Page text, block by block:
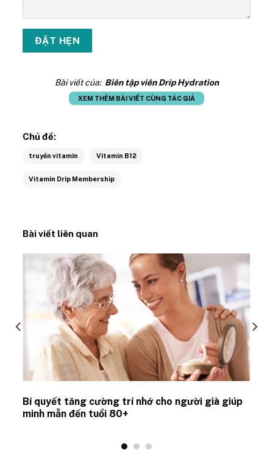
Bài viết của: Biên tập viên Drip Hydration
XEM THÊM BÀI VIẾT CÙNG TÁC GIẢ
Chủ đề:
truyền vitamin Vitamin B12
Vitamin Drip Membership
Bài viết liên quan
Bí quyết tăng cường trí nhớ cho người già giúp
minh mẫn đến tuổi 80+